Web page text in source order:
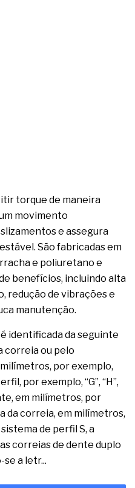
torque de maneira
movimento
e assegura
São fabricadas em
e poliuretano e
benefícios, incluindo alta
redução de vibrações e
manutenção.
identificada da seguinte
correia ou pelo
por exemplo,
por exemplo, “G”, “H”,
em milímetros, por
da correia, em milímetros,
de perfil S, a
correias de dente duplo
a letr...